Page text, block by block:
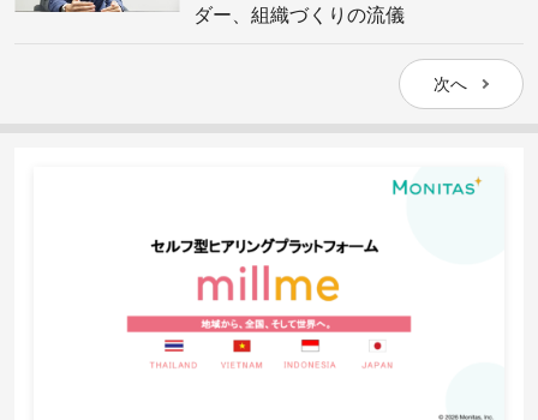
ダー、組織づくりの流儀
次へ